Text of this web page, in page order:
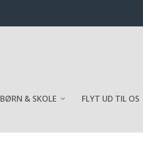
BØRN & SKOLE FLYT UD TIL OS